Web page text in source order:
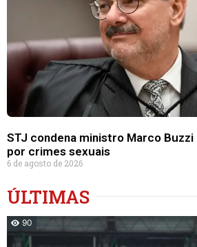
STJ condena ministro Marco
por crimes sexuais
6 de agosto de 2026
ÚLTIMAS
90